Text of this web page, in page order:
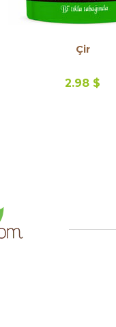
Çir
2.98 $